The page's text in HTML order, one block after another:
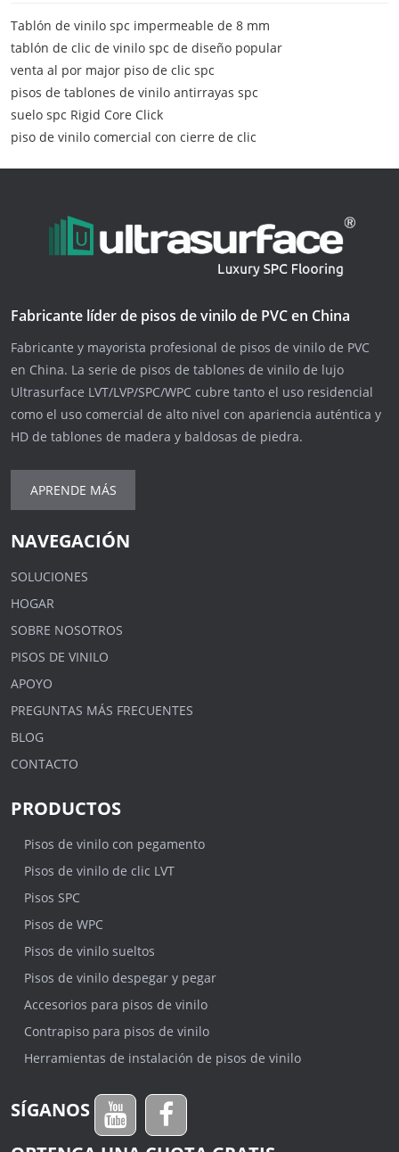
Tablón de vinilo spc impermeable de 8 mm
tablón de clic de vinilo spc de diseño popular
venta al por major piso de clic spc
pisos de tablones de vinilo antirrayas spc
suelo spc Rigid Core Click
piso de vinilo comercial con cierre de clic
Fabricante líder de pisos de vinilo de PVC en China
Fabricante y mayorista profesional de pisos de vinilo de PVC
en China. La serie de pisos de tablones de vinilo de lujo
Ultrasurface LVT/LVP/SPC/WPC cubre tanto el uso residencial
como el uso comercial de alto nivel con apariencia auténtica y
HD de tablones de madera y baldosas de piedra.
APRENDE MÁS
NAVEGACIÓN
SOLUCIONES
HOGAR
SOBRE NOSOTROS
PISOS DE VINILO
APOYO
PREGUNTAS MÁS FRECUENTES
BLOG
CONTACTO
PRODUCTOS
Pisos de vinilo con pegamento
Pisos de vinilo de clic LVT
Pisos SPC
Pisos de WPC
Pisos de vinilo sueltos
Pisos de vinilo despegar y pegar
Accesorios para pisos de vinilo
Contrapiso para pisos de vinilo
Herramientas de instalación de pisos de vinilo
SÍGANOS